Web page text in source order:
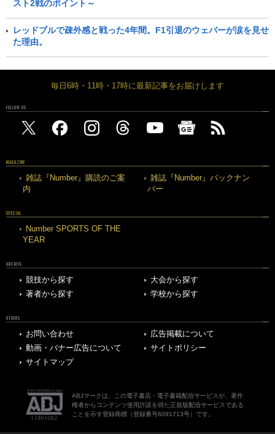
スト2戦のポイント～
レッドブルで疎外感と戦った4年間。F1引退のウェバーが涙を見せ
た理由。
毎日6時・11時・17時に最新記事をお届けします
FOLLOW US
MAGAZINE
雑誌『Number』購読のご案
内
雑誌『Number』バックナン
バー
SPECIAL
Number SPORTS OF THE
YEAR
ARCHIVE
競技から探す
大会から探す
著者から探す
学校から探す
OTHERS
お問い合わせ
広告掲載について
動画・バナー広告について
サイトポリシー
サイトマップ
ABJマークは、この電子書店・電子書籍配信サービスが、著作
権者からコンテンツ使用許諾を得た正規版配信サービスである
ことを示す登録商標（登録番号6091713号）です。